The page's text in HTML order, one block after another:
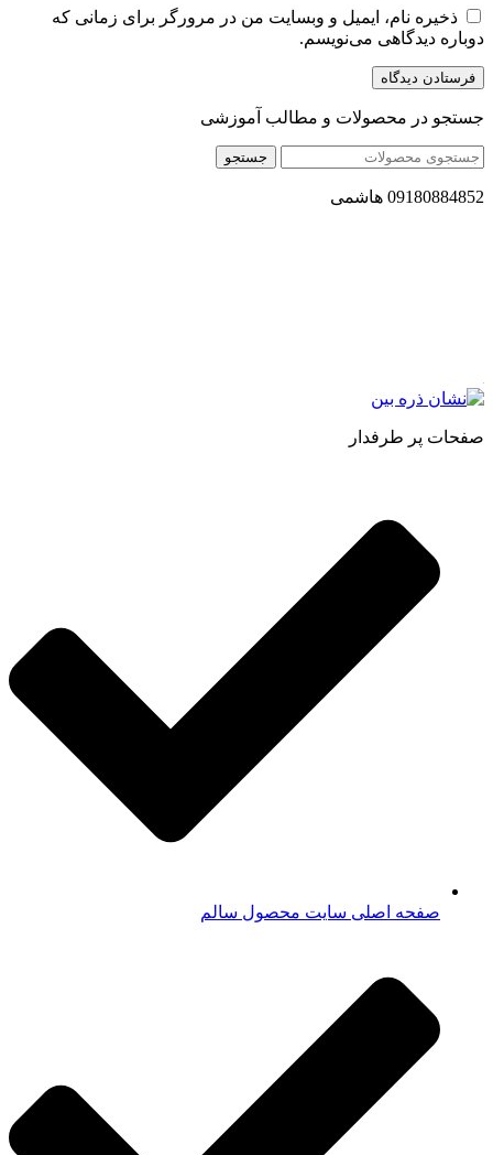
ذخیره نام، ایمیل و وبسایت من در مرورگر برای زمانی که
دوباره دیدگاهی می‌نویسم.
جستجو در محصولات و مطالب آموزشی
جستجو
09180884852 هاشمی
صفحات پر طرفدار
صفحه اصلی سایت محصول سالم